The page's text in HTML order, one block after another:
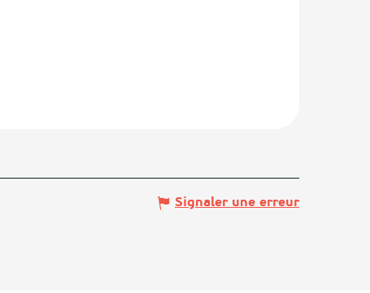
Signaler une erreur